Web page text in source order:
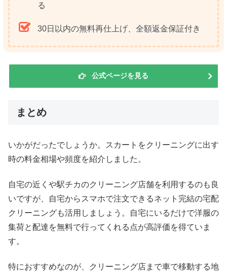
る
30日以内の無料再仕上げ、全額返金保証付き
公式ページを見る
まとめ
いかがだったでしょうか。スカートをクリーニングに出す
時の料金相場や頻度を紹介しました。
自宅の近くや駅チカのクリーニング店舗を利用するのも良
いですが、自宅からスマホで注文できるネット完結の宅配
クリーニングも活用しましょう。自宅にいるだけで洋服の
集荷と配達を無料で行ってくれる点が高評価を得ていま
す。
特におすすめなのが、クリーニング店まで車で移動する地